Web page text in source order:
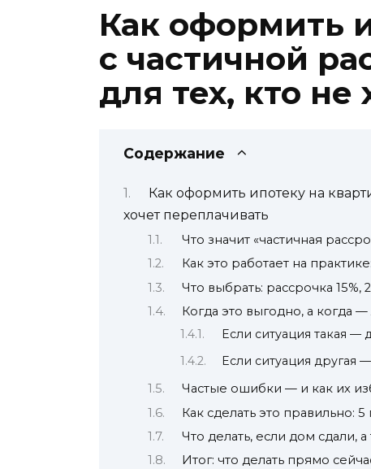
Как оформить
с частичной
для тех, кто не
Содержание
Как оформить ипотеку на
хочет переплачивать
Что значит «частичная
Как это работает на
Что выбрать: рассрочка 15%,
Когда это выгодно, а когда
Если ситуация такая —
Если ситуация другая
Частые ошибки — и как их
Как сделать это правильно:
Что делать, если дом сдали,
Итог: что делать прямо